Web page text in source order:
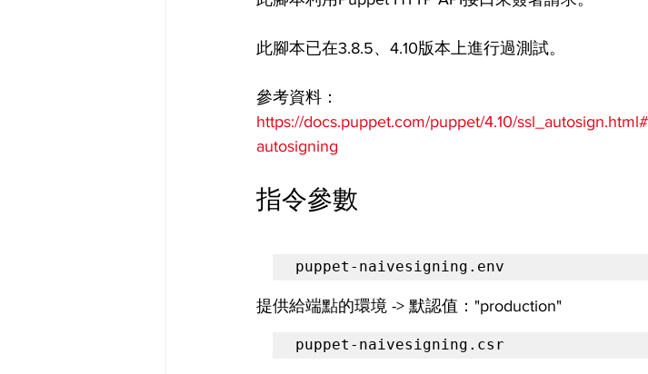
此腳本已在3.8.5、4.10版本上進行過測試。
參考資料：
https://docs.puppet.com/puppet/4.10/
autosigning
指令參數
puppet-naivesigning.env
提供給端點的環境 -> 默認值："production"
puppet-naivesigning.csr